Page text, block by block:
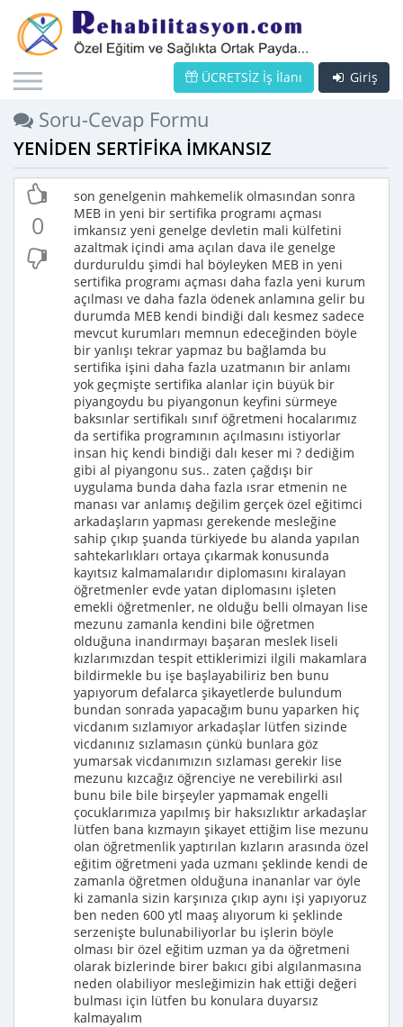
Giriş
ÜCRETSİZ İş İlanı
Soru-Cevap Formu
YENİDEN SERTİFİKA İMKANSIZ
0
son genelgenin mahkemelik olmasından sonra
MEB in yeni bir sertifika programı açması
imkansız yeni genelge devletin mali külfetini
azaltmak içindi ama açılan dava ile genelge
durduruldu şimdi hal böyleyken MEB in yeni
sertifika programı açması daha fazla yeni kurum
açılması ve daha fazla ödenek anlamına gelir bu
durumda MEB kendi bindiği dalı kesmez sadece
mevcut kurumları memnun edeceğinden böyle
bir yanlışı tekrar yapmaz bu bağlamda bu
sertifika işini daha fazla uzatmanın bir anlamı
yok geçmişte sertifika alanlar için büyük bir
piyangoydu bu piyangonun keyfini sürmeye
baksınlar sertifikalı sınıf öğretmeni hocalarımız
da sertifika programının açılmasını istiyorlar
insan hiç kendi bindiği dalı keser mi ? dediğim
gibi al piyangonu sus.. zaten çağdışı bir
uygulama bunda daha fazla ısrar etmenin ne
manası var anlamış değilim gerçek özel eğitimci
arkadaşların yapması gerekende mesleğine
sahip çıkıp şuanda türkiyede bu alanda yapılan
sahtekarlıkları ortaya çıkarmak konusunda
kayıtsız kalmamalarıdır diplomasını kiralayan
öğretmenler evde yatan diplomasını işleten
emekli öğretmenler, ne olduğu belli olmayan lise
mezunu zamanla kendini bile öğretmen
olduğuna inandırmayı başaran meslek liseli
kızlarımızdan tespit ettiklerimizi ilgili makamlara
bildirmekle bu işe başlayabiliriz ben bunu
yapıyorum defalarca şikayetlerde bulundum
bundan sonrada yapacağım bunu yaparken hiç
vicdanım sızlamıyor arkadaşlar lütfen sizinde
vicdanınız sızlamasın çünkü bunlara göz
yumarsak vicdanımızın sızlaması gerekir lise
mezunu kızcağız öğrenciye ne verebilirki asıl
bunu bile bile birşeyler yapmamak engelli
çocuklarımıza yapılmış bir haksızlıktır arkadaşlar
lütfen bana kızmayın şikayet ettiğim lise mezunu
olan öğretmenlik yaptırılan kızların arasında özel
eğitim öğretmeni yada uzmanı şeklinde kendi de
zamanla öğretmen olduğuna inananlar var öyle
ki zamanla sizin karşınıza çıkıp aynı işi yapıyoruz
ben neden 600 ytl maaş alıyorum ki şeklinde
serzenişte bulunabiliyorlar bu işlerin böyle
olması bir özel eğitim uzman ya da öğretmeni
olarak bizlerinde birer bakıcı gibi algılanmasına
neden olabiliyor mesleğimizin hak ettiği değeri
bulması için lütfen bu konulara duyarsız
kalmayalım